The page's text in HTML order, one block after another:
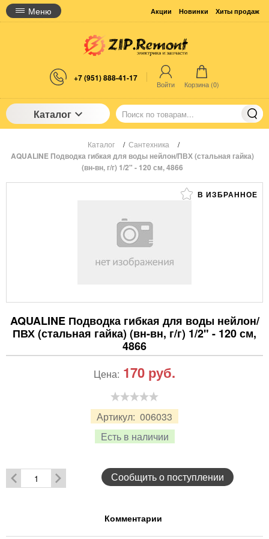
Меню Акции Новинки Хиты продаж
+7 (951) 888-41-17
Войти Корзина (0)
Каталог
Каталог / Сантехника /
AQUALINE Подводка гибкая для воды нейлон/ПВХ (стальная гайка)
(вн-вн, г/г) 1/2" - 120 см, 4866
В ИЗБРАННОЕ
AQUALINE Подводка гибкая для воды нейлон/
ПВХ (стальная гайка) (вн-вн, г/г) 1/2" - 120 см,
4866
Артикул: 006033
Есть в наличии
Цена: 170 руб.
Сообщить о поступлении
Комментарии